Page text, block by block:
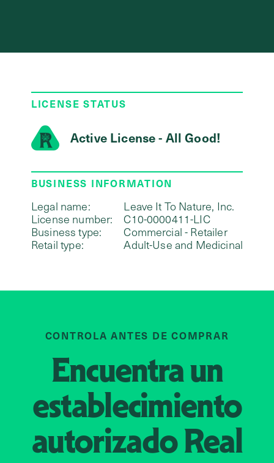
LICENSE STATUS
Active License - All Good!
BUSINESS INFORMATION
Legal name:
Leave It To Nature, Inc.
License number:
C10-0000411-LIC
Business type:
Commercial - Retailer
Retail type:
Adult-Use and Medicinal
CONTROLA ANTES DE COMPRAR
Encuentra un
establecimiento
autorizadoReal